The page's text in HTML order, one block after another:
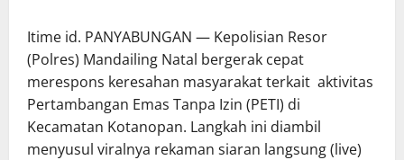
Itime id. PANYABUNGAN — Kepolisian Resor
(Polres) Mandailing Natal bergerak cepat
merespons keresahan masyarakat terkait aktivitas
Pertambangan Emas Tanpa Izin (PETI) di
Kecamatan Kotanopan. Langkah ini diambil
menyusul viralnya rekaman siaran langsung (live)